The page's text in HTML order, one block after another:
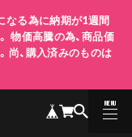
なる為に納期が1週間
物価高騰の為、商品価
尚、購入済みのものは
MENU
CLOSE